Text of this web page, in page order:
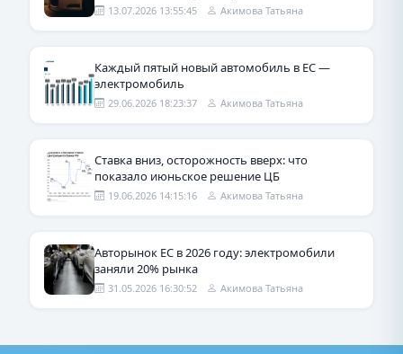
13.07.2026 13:55:45 Акимова Татьяна
Каждый пятый новый автомобиль в ЕС —
электромобиль
29.06.2026 18:23:37 Акимова Татьяна
Ставка вниз, осторожность вверх: что
показало июньское решение ЦБ
19.06.2026 14:15:16 Акимова Татьяна
Авторынок ЕС в 2026 году: электромобили
заняли 20% рынка
31.05.2026 16:30:52 Акимова Татьяна